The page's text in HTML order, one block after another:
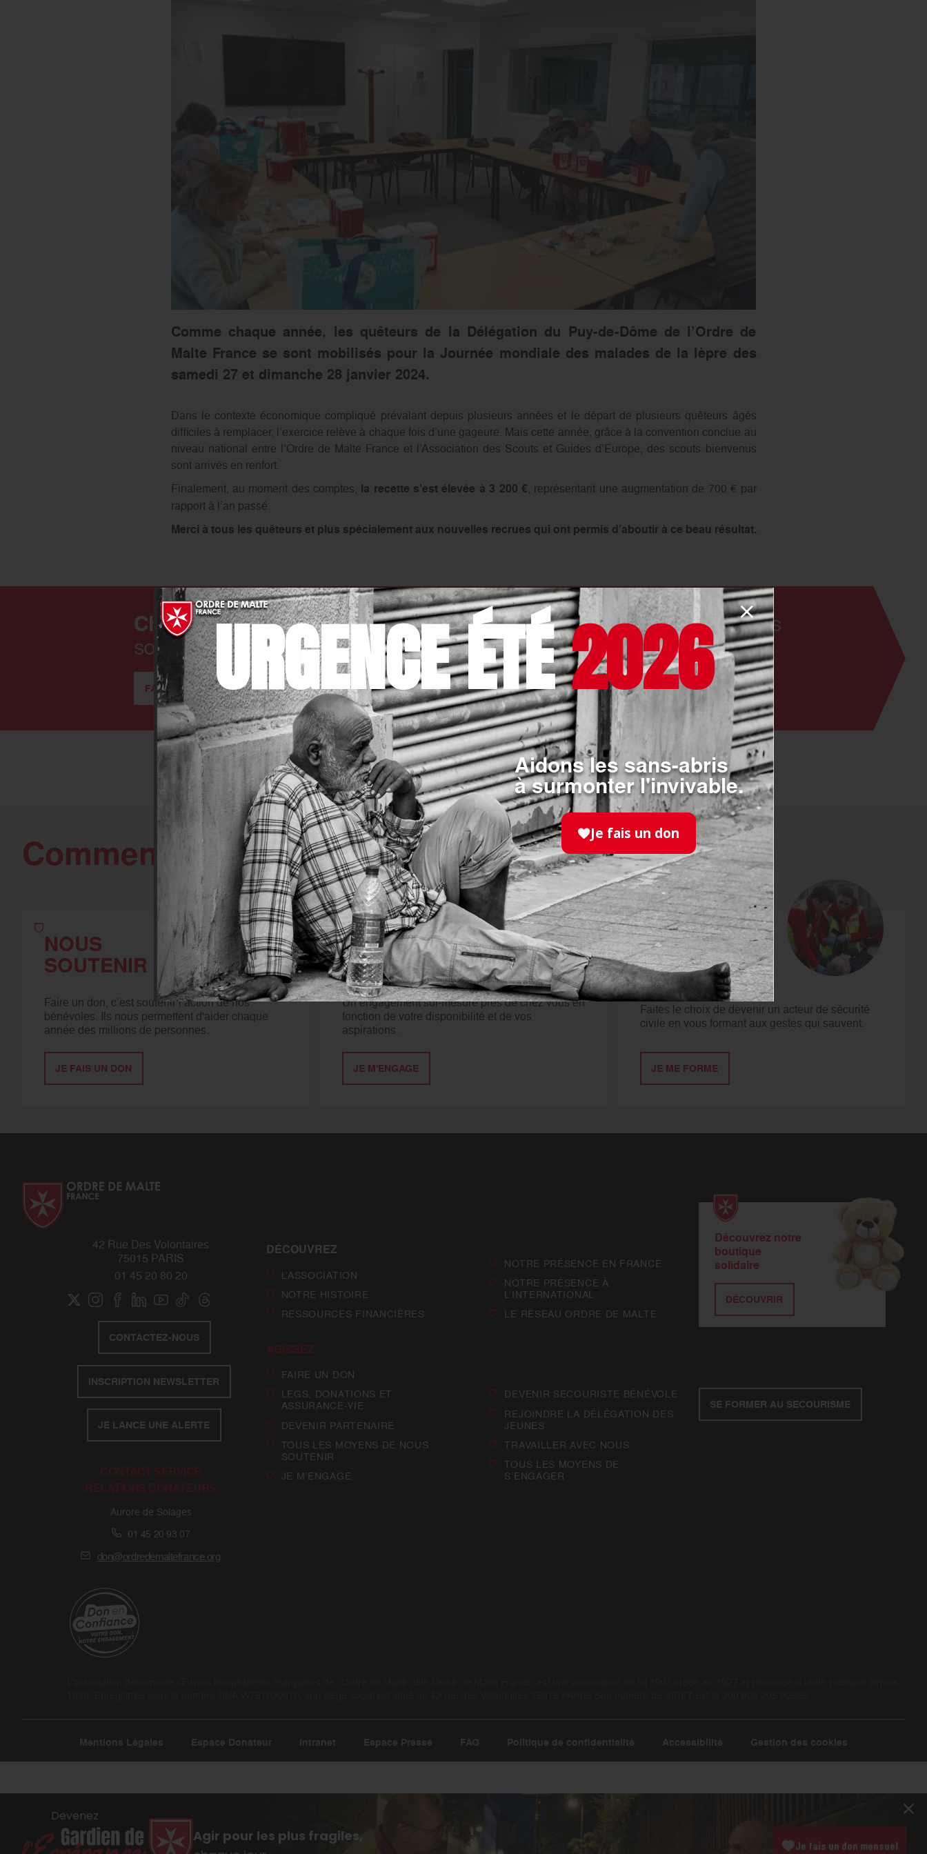
Comme chaque année, les quêteurs de la Délégation du Puy-de-Dôme de l’Ordre de
Malte France se sont mobilisés pour la Journée mondiale des malades de la lèpre des
samedi 27 et dimanche 28 janvier 2024.
Dans le contexte économique compliqué prévalant depuis plusieurs années et le départ de plusieurs quêteurs âgés
difficiles à remplacer, l’exercice relève à chaque fois d’une gageure. Mais cette année, grâce à la convention conclue au
niveau national entre l’Ordre de Malte France et l’Association des Scouts et Guides d’Europe, des scouts bienvenus
sont arrivés en renfort.
Finalement, au moment des comptes, la recette s’est élevée à 3 200 €, représentant une augmentation de 700 € par
rapport à l’an passé.
Merci à tous les quêteurs et plus spécialement aux nouvelles recrues qui ont permis d’aboutir à ce beau résultat.
Chaque jour, nous agissonsauprès des plus fragiles. Aidez-nous à les
soutenir !
FAIRE UN DON
Comment agiravec nous ?
NOUS
SOUTENIR
Faire un don, c’est soutenir l’action de nos
bénévoles. Ils nous permettent d'aider chaque
année des millions de personnes.
JE FAIS UN DON
DEVENIR
BÉNÉVOLE
Un engagement sur-mesure près de chez vous en
fonction de votre disponibilité et de vos
aspirations.
JE M'ENGAGE
SE
FORMER
Faites le choix de devenir un acteur de sécurité
civile en vous formant aux gestes qui sauvent.
JE ME FORME
42 Rue Des Volontaires
75015 PARIS
01 45 20 80 20
CONTACTEZ-NOUS
INSCRIPTION NEWSLETTER
JE LANCE UNE ALERTE
CONTACT SERVICE
RELATIONS DONATEURS
Aurore de Solages
01 45 20 93 07
don@ordredemaltefrance.org
DÉCOUVREZ
L’ASSOCIATION
NOTRE HISTOIRE
RESSOURCES FINANCIÈRES
NOTRE PRÉSENCE EN FRANCE
NOTRE PRÉSENCE À
L’INTERNATIONAL
LE RÉSEAU ORDRE DE MALTE
Découvrez notre
boutique
solidaire
DÉCOUVRIR
AGISSEZ
FAIRE UN DON
LEGS, DONATIONS ET
ASSURANCE-VIE
DEVENIR PARTENAIRE
TOUS LES MOYENS DE NOUS
SOUTENIR
JE M’ENGAGE
DEVENIR SECOURISTE BÉNÉVOLE
REJOINDRE LA DÉLÉGATION DES
JEUNES
TRAVAILLER AVEC NOUS
TOUS LES MOYENS DE
S’ENGAGER
SE FORMER AU SECOURISME
Mentions Légales Espace Donateur Intranet Espace Presse FAQ Politique de confidentialité Accessibilité Gestion des cookies
Devenez
Agir pour les plus fragiles,
Je fais un don mensuel
URGENCE ÉTÉ2026
Aidons les sans-abris
à surmonter l'invivable.
Je fais un don